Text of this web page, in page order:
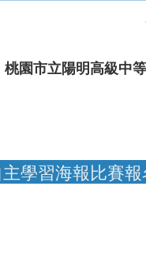
桃園市立陽明高級中
學習海報比賽